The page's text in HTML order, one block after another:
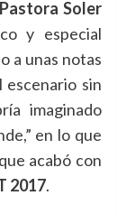
Pastora Soler
y especial
a unas notas
escenario sin
imaginado
en lo que
acabó con
2017.